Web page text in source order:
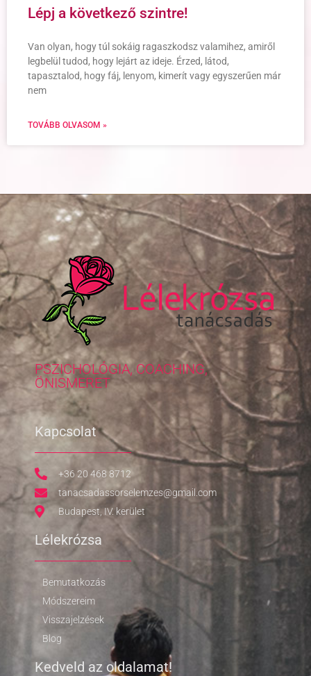
Lépj a következő szintre!
Van olyan, hogy túl sokáig ragaszkodsz valamihez, amiről
legbelül tudod, hogy lejárt az ideje. Érzed, látod,
tapasztalod, hogy fáj, lenyom, kimerít vagy egyszerűen már
nem
TOVÁBB OLVASOM »
PSZICHOLÓGIA, COACHING,
ÖNISMERET
Kapcsolat
+36 20 468 8712
tanacsadassorselemzes@gmail.com
Budapest, IV. kerület
Lélekrózsa
Bemutatkozás
Módszereim
Visszajelzések
Blog
Kedveld az oldalamat!